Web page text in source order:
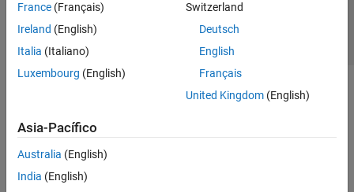
France (Français)
Ireland (English)
Italia (Italiano)
Luxembourg (English)
Switzerland
Deutsch
English
Français
United Kingdom(English)
Asia-Pacífico
Australia (English)
India (English)
Seleccione un país/